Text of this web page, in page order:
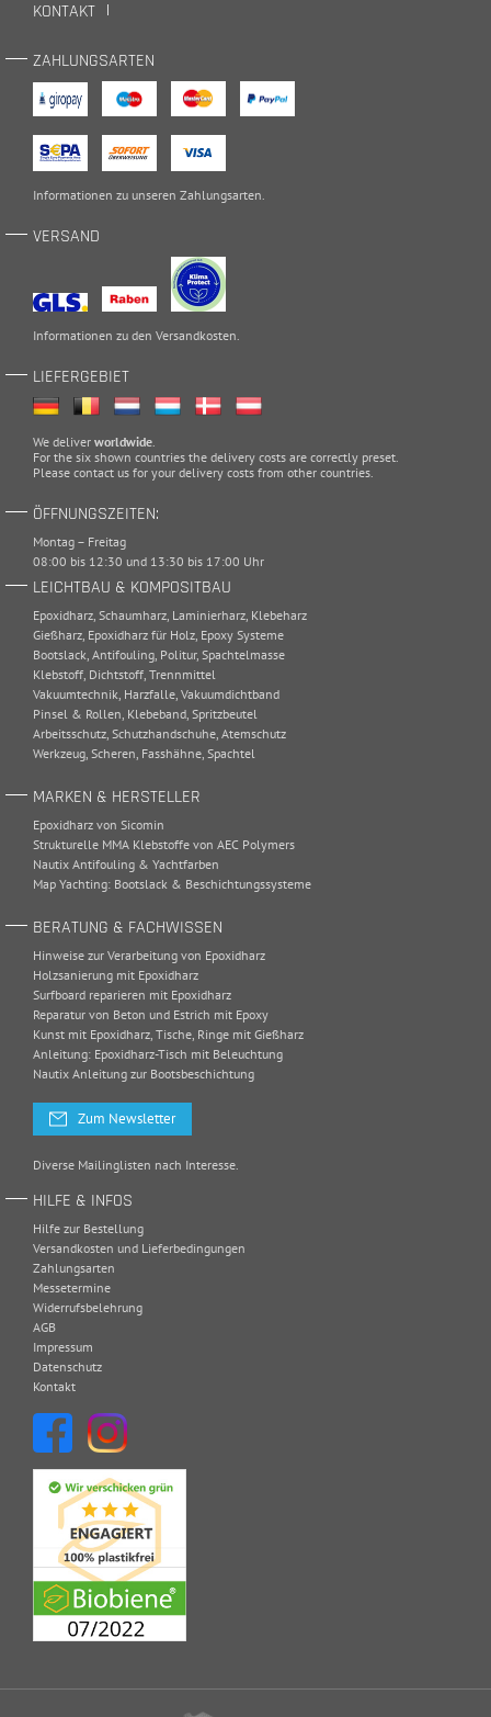
KONTAKT
ZAHLUNGSARTEN
Informationen zu unseren Zahlungsarten
VERSAND
Informationen zu den Versandkosten
LIEFERGEBIET
We deliver worldwide
For the six shown countries the delivery costs are correctly preset.
Please contact us for your delivery costs from other countries.
ÖFFNUNGSZEITEN:
Montag – Freitag
08:00 bis 12:30 und 13:30 bis 17:00 Uhr
LEICHTBAU & KOMPOSITBAU
Epoxidharz Schaumharz Laminierharz Klebeharz
Gießharz Epoxidharz für Holz Epoxy Systeme
Bootslack Antifouling Politur, Spachtelmasse
Klebstoff Dichtstoff Trennmittel
Vakuumtechnik Harzfalle Vakuumdichtband
Pinsel & Rollen Klebeband Spritzbeutel
Arbeitsschutz Schutzhandschuhe Atemschutz
Werkzeug Scheren Fasshähne Spachtel
MARKEN & HERSTELLER
Epoxidharz von Sicomin
Strukturelle MMA Klebstoffe von AEC Polymers
Nautix Antifouling & Yachtfarben
Map Yachting: Bootslack & Beschichtungssysteme
BERATUNG & FACHWISSEN
Hinweise zur Verarbeitung von Epoxidharz
Holzsanierung mit Epoxidharz
Surfboard reparieren mit Epoxidharz
Reparatur von Beton und Estrich mit Epoxy
Kunst mit Epoxidharz, Tische, Ringe mit Gießharz
Anleitung: Epoxidharz-Tisch mit Beleuchtung
Nautix Anleitung zur Bootsbeschichtung
Zum Newsletter
Diverse Mailinglisten nach Interesse.
HILFE & INFOS
Hilfe zur Bestellung
Versandkosten und Lieferbedingungen
Zahlungsarten
Messetermine
Widerrufsbelehrung
AGB
Impressum
Datenschutz
Kontakt